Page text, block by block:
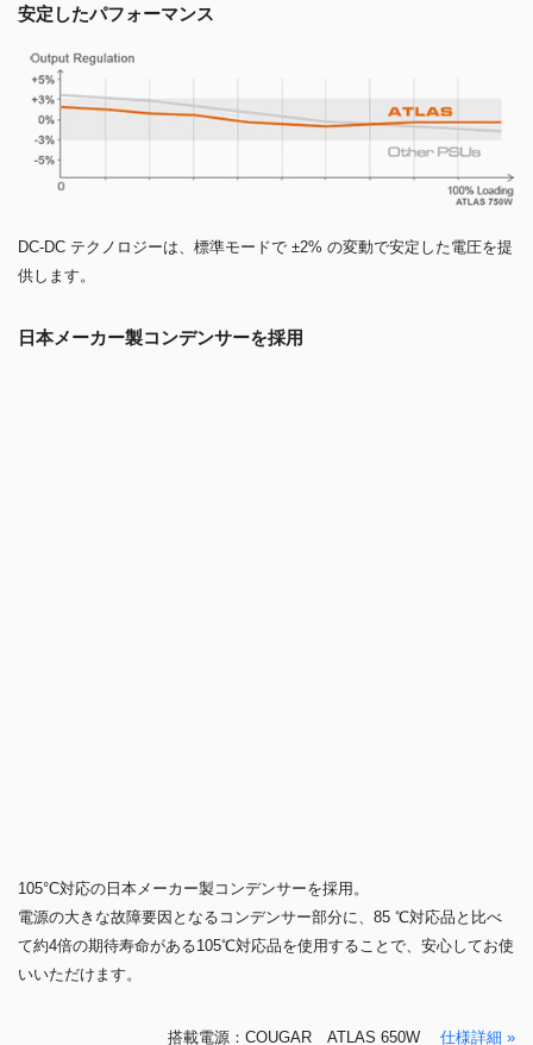
安定したパフォーマンス
DC-DC テクノロジーは、標準モードで ±2% の変動で安定した電圧を提
供します。
日本メーカー製コンデンサーを採用
DEEPCOOL AK400